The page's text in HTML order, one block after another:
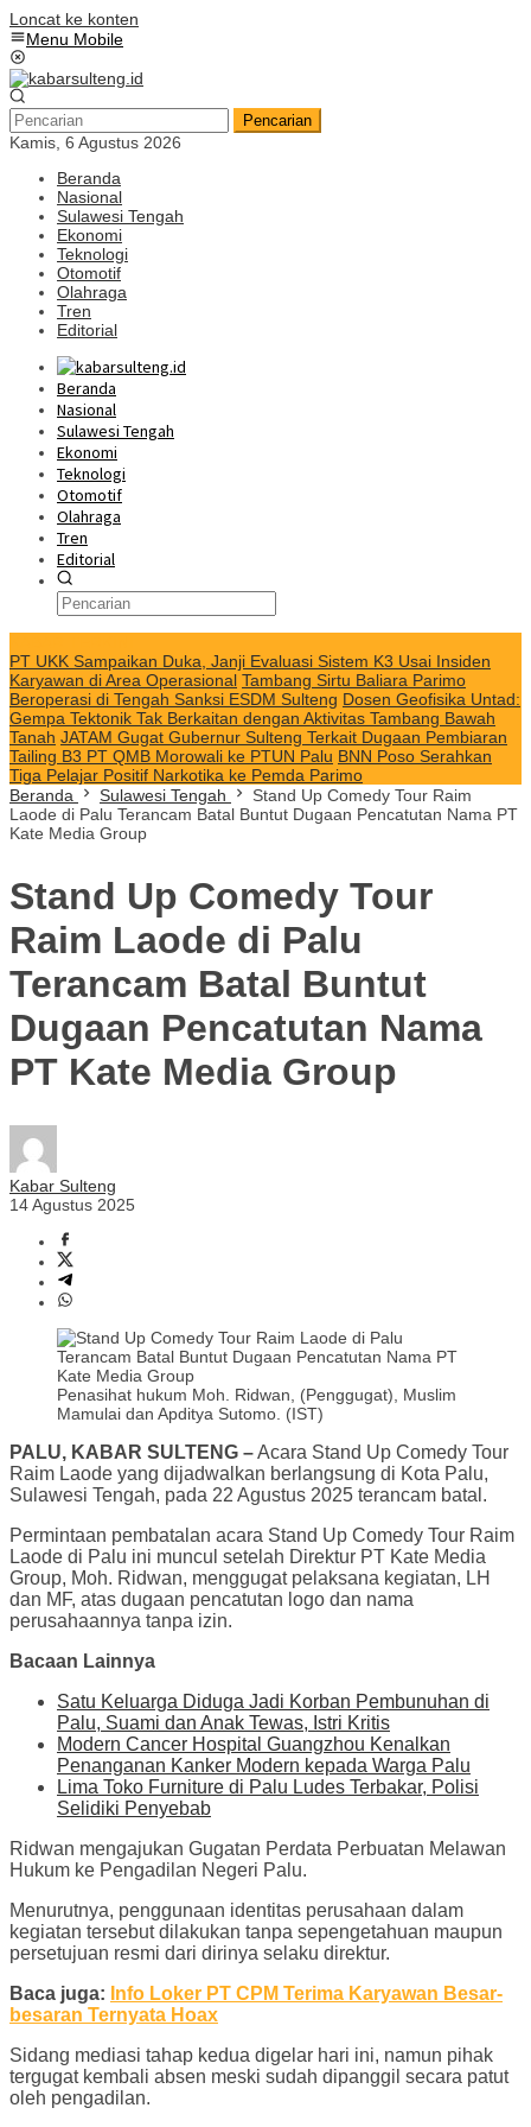
Loncat ke konten
Menu Mobile
Pencarian
Kamis, 6 Agustus 2026
Beranda
Nasional
Sulawesi Tengah
Ekonomi
Teknologi
Otomotif
Olahraga
Tren
Editorial
Beranda
Nasional
Sulawesi Tengah
Ekonomi
Teknologi
Otomotif
Olahraga
Tren
Editorial
PT UKK Sampaikan Duka, Janji Evaluasi Sistem K3 Usai Insiden
Karyawan di Area Operasional Tambang Sirtu Baliara Parimo
Beroperasi di Tengah Sanksi ESDM Sulteng Dosen Geofisika Untad:
Gempa Tektonik Tak Berkaitan dengan Aktivitas Tambang Bawah
Tanah JATAM Gugat Gubernur Sulteng Terkait Dugaan Pembiaran
Tailing B3 PT QMB Morowali ke PTUN Palu BNN Poso Serahkan
Tiga Pelajar Positif Narkotika ke Pemda Parimo
Beranda
Sulawesi Tengah
Stand Up Comedy Tour Raim
Laode di Palu Terancam Batal Buntut Dugaan Pencatutan Nama PT
Kate Media Group
Stand Up Comedy Tour
Raim Laode di Palu
Terancam Batal Buntut
Dugaan Pencatutan Nama
PT Kate Media Group
Kabar Sulteng
14 Agustus 2025
Penasihat hukum Moh. Ridwan, (Penggugat), Muslim
Mamulai dan Apditya Sutomo. (IST)
PALU, KABAR SULTENG –Acara Stand Up Comedy Tour
Raim Laode yang dijadwalkan berlangsung di Kota Palu,
Sulawesi Tengah, pada 22 Agustus 2025 terancam batal.
Permintaan pembatalan acara Stand Up Comedy Tour Raim
Laode di Palu ini muncul setelah Direktur PT Kate Media
Group, Moh. Ridwan, menggugat pelaksana kegiatan, LH
dan MF, atas dugaan pencatutan logo dan nama
perusahaannya tanpa izin.
Bacaan Lainnya
Satu Keluarga Diduga Jadi Korban Pembunuhan di
Palu, Suami dan Anak Tewas, Istri Kritis
Modern Cancer Hospital Guangzhou Kenalkan
Penanganan Kanker Modern kepada Warga Palu
Lima Toko Furniture di Palu Ludes Terbakar, Polisi
Selidiki Penyebab
Ridwan mengajukan Gugatan Perdata Perbuatan Melawan
Hukum ke Pengadilan Negeri Palu.
Menurutnya, penggunaan identitas perusahaan dalam
kegiatan tersebut dilakukan tanpa sepengetahuan maupun
persetujuan resmi dari dirinya selaku direktur.
Baca juga: Info Loker PT CPM Terima Karyawan Besar-
besaran Ternyata Hoax
Sidang mediasi tahap kedua digelar hari ini, namun pihak
tergugat kembali absen meski sudah dipanggil secara patut
oleh pengadilan.